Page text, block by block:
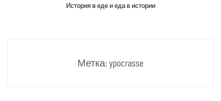
История в еде и еда в истории
Метка: ypocrasse